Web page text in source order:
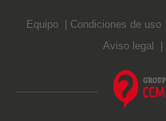
Equipo Condiciones de uso
Aviso legal